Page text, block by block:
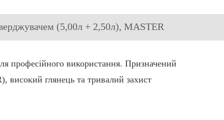
(5,00л + 2,50л), MASTER
професійного використання. Призначений
високий глянець та тривалий захист